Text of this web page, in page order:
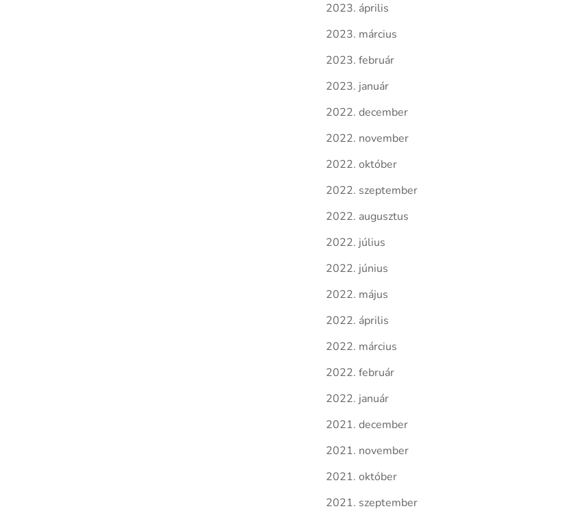
2023. április
2023. március
2023. február
2023. január
2022. december
2022. november
2022. október
2022. szeptember
2022. augusztus
2022. július
2022. június
2022. május
2022. április
2022. március
2022. február
2022. január
2021. december
2021. november
2021. október
2021. szeptember